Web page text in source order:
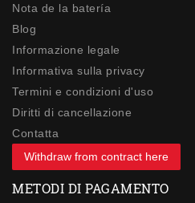
Nota de la batería
Blog
Informazione legale
Informativa sulla privacy
Termini e condizioni d'uso
Diritti di cancellazione
Contatta
Withdraw from contract here
METODI DI PAGAMENTO